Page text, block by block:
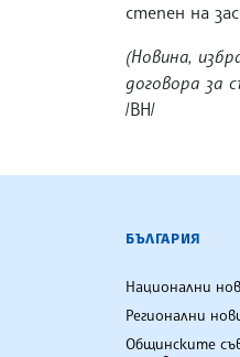
степен на
(Новина,
договора за
/ВН/
БЪЛГАРСКА
БЪЛГАРИЯ
Национални
Регионални
Общинските